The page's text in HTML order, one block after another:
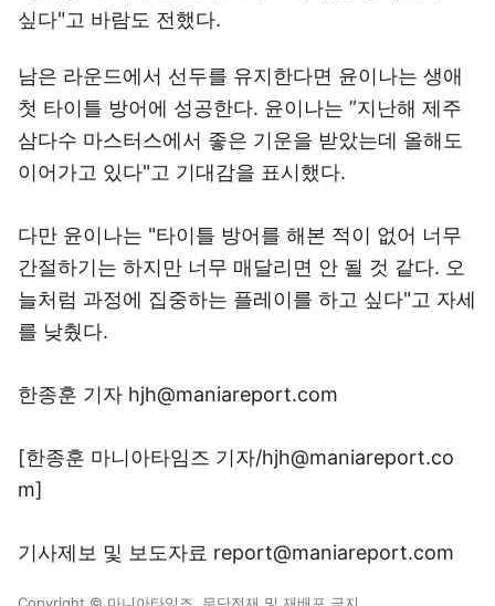
싶다"고 바람도 전했다.
남은 라운드에서 선두를 유지한다면 윤이나는 생애
첫 타이틀 방어에 성공한다. 윤이나는 ”지난해 제주
삼다수 마스터스에서 좋은 기운을 받았는데 올해도
이어가고 있다"고 기대감을 표시했다.
다만 윤이나는 "타이틀 방어를 해본 적이 없어 너무
간절하기는 하지만 너무 매달리면 안 될 것 같다. 오
늘처럼 과정에 집중하는 플레이를 하고 싶다"고 자세
를 낮췄다.
한종훈 기자 hjh@maniareport.com
[한종훈 마니아타임즈 기자/hjh@maniareport.co
m]
기사제보 및 보도자료 report@maniareport.com